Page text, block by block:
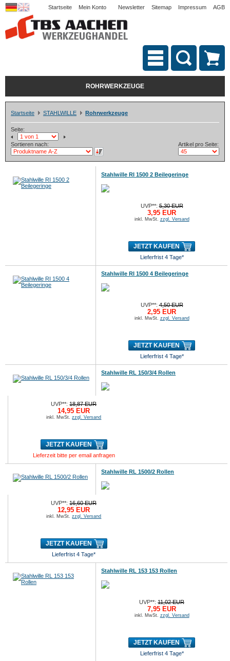
Startseite Mein Konto Newsletter Sitemap Impressum AGB
ROHRWERKZEUGE
Startseite STAHLWILLE Rohrwerkzeuge
Seite:
Sortieren nach: Artikel pro Seite:
Stahlwille RI 1500 2 Beilegeringe
UVP**:5,30 EUR
3,95 EUR
inkl. MwSt. zzgl. Versand
JETZT KAUFEN
Lieferfrist 4 Tage*
Stahlwille RI 1500 4 Beilegeringe
UVP**:4,50 EUR
2,95 EUR
inkl. MwSt. zzgl. Versand
JETZT KAUFEN
Lieferfrist 4 Tage*
Stahlwille RL 150/3/4 Rollen
UVP**:18,87 EUR
14,95 EUR
inkl. MwSt.zzgl. Versand
JETZT KAUFEN
Lieferzeit bitte per email anfragen
Stahlwille RL 1500/2 Rollen
UVP**:16,60 EUR
12,95 EUR
inkl. MwSt.zzgl. Versand
JETZT KAUFEN
Lieferfrist 4 Tage*
Stahlwille RL 153 153 Rollen
UVP**:11,02 EUR
7,95 EUR
inkl. MwSt. zzgl. Versand
JETZT KAUFEN
Lieferfrist 4 Tage*